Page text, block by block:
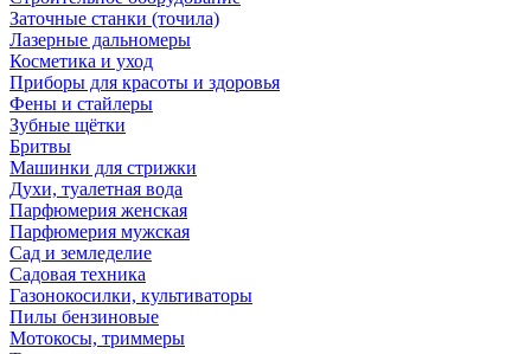
Заточные станки (точила)
Лазерные дальномеры
Косметика и уход
Приборы для красоты и здоровья
Фены и стайлеры
Зубные щётки
Бритвы
Машинки для стрижки
Духи, туалетная вода
Парфюмерия женская
Парфюмерия мужская
Сад и земледелие
Садовая техника
Газонокосилки, культиваторы
Пилы бензиновые
Мотокосы, триммеры